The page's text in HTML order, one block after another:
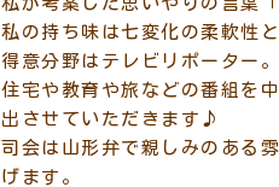
私の持ち味は七変化の柔軟性
得意分野はテレビリポーター。
住宅や教育や旅などの番組を
出させていただきます♪
司会は山形弁で親しみのある
げます。